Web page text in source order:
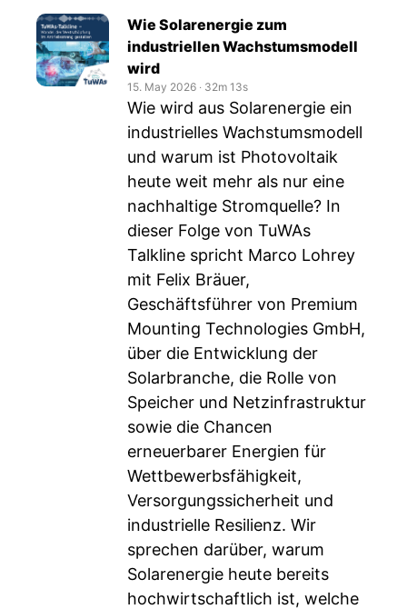
Wie Solarenergie zum
industriellen Wachstumsmodell
wird
15. May 2026 ‧ 32m 13s
Wie wird aus Solarenergie ein
industrielles Wachstumsmodell
und warum ist Photovoltaik
heute weit mehr als nur eine
nachhaltige Stromquelle? In
dieser Folge von TuWAs
Talkline spricht Marco Lohrey
mit Felix Bräuer,
Geschäftsführer von Premium
Mounting Technologies GmbH,
über die Entwicklung der
Solarbranche, die Rolle von
Speicher und Netzinfrastruktur
sowie die Chancen
erneuerbarer Energien für
Wettbewerbsfähigkeit,
Versorgungssicherheit und
industrielle Resilienz. Wir
sprechen darüber, warum
Solarenergie heute bereits
hochwirtschaftlich ist, welche